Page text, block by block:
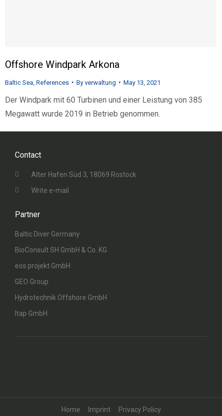
Offshore Windpark Arkona
Baltic Sea References By verwaltung May 13, 2021
Der Windpark mit 60 Turbinen und einer Leistung von 385
Megawatt wurde 2019 in Betrieb genommen.
Contact
Alter Hafen Süd 3, 18069 Rostock
Write e-mail
Partner
Baltic Diver Germany
BioConsult SH GmbH & Co. KG
eos projekt GmbH
GEO Group
Hydrotechnik Offshore GmbH
Itap GmbH
Home Imprint Privacy Policy